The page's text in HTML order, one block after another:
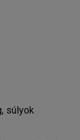
súlyok